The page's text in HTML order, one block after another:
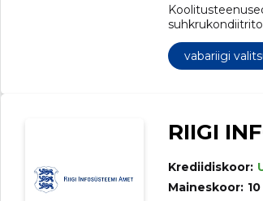
Uurimis- ja
vabariigi
RIIGI
Krediidiskoor:
Maineskoor: